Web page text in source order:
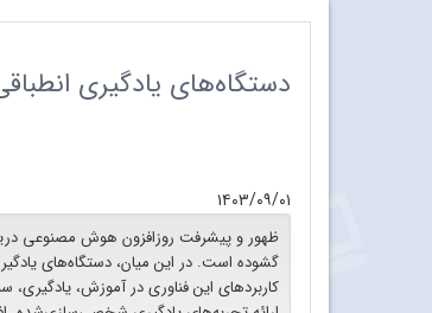
دستگاه‌های یادگیری
۱۴۰۳/۰۹/۰۱
ظهور و پیشرفت روزافزون هوش مصنوعی
گشوده است. در این میان، دستگاه‌های
کاربردهای این فناوری در آموزش، یادگیری،